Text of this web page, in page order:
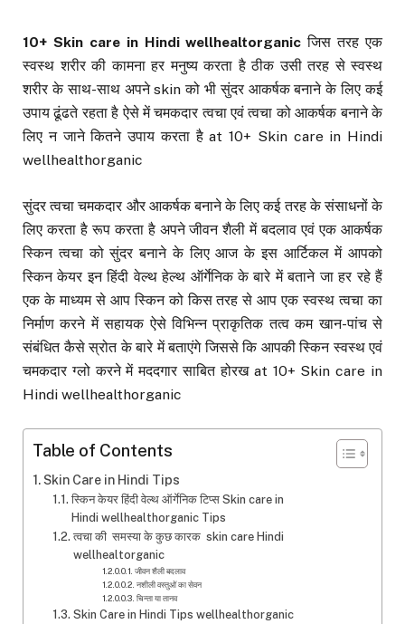
10+ Skin care in Hindi wellhealtorganicजिस तरह एक
स्वस्थ शरीर की कामना हर मनुष्य करता है ठीक उसी तरह से स्वस्थ
शरीर के साथ-साथ अपने skin को भी सुंदर आकर्षक बनाने के लिए कई
उपाय ढूंढते रहता है ऐसे में चमकदार त्वचा एवं त्वचा को आकर्षक बनाने के
लिए न जाने कितने उपाय करता है at 10+ Skin care in Hindi
wellhealthorganic
सुंदर त्वचा चमकदार और आकर्षक बनाने के लिए कई तरह के संसाधनों के
लिए करता है रूप करता है अपने जीवन शैली में बदलाव एवं एक आकर्षक
स्किन त्वचा को सुंदर बनाने के लिए आज के इस आर्टिकल में आपको
स्किन केयर इन हिंदी वेल्थ हेल्थ ऑर्गेनिक के बारे में बताने जा हर रहे हैं
एक के माध्यम से आप स्किन को किस तरह से आप एक स्वस्थ त्वचा का
निर्माण करने में सहायक ऐसे विभिन्न प्राकृतिक तत्व कम खान-पांच से
संबंधित कैसे स्रोत के बारे में बताएंगे जिससे कि आपकी स्किन स्वस्थ एवं
चमकदार ग्लो करने में मददगार साबित होरख at 10+ Skin care in
Hindi wellhealthorganic
Table of Contents
Skin Care in Hindi Tips
स्किन केयर हिंदी वेल्थ ऑर्गेनिक टिप्स Skin care in
Hindi wellhealthorganic Tips
त्वचा की समस्या के कुछ कारक skin care Hindi
wellhealtorganic
जीवन शैली बदलाव
नशीली वस्तुओं का सेवन
चिन्ता या तानव
Skin Care in Hindi Tips wellhealthorganic